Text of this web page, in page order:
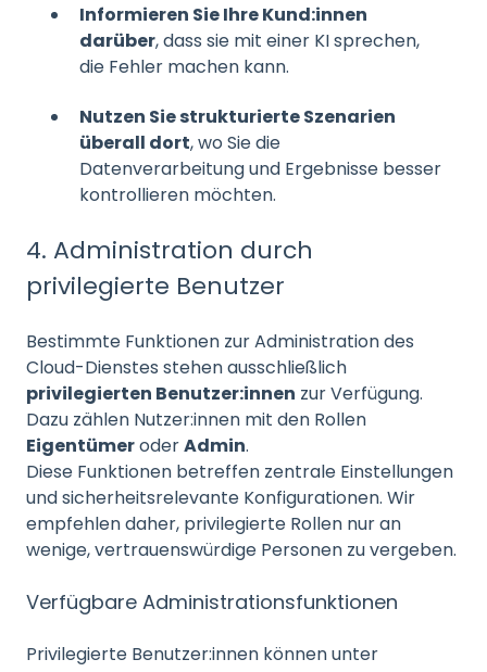
Informieren Sie Ihre Kund:innen
darüber, dass sie mit einer KI sprechen,
die Fehler machen kann.
Nutzen Sie strukturierte Szenarien
überall dort, wo Sie die
Datenverarbeitung und Ergebnisse besser
kontrollieren möchten.
4. Administration durch
privilegierte Benutzer
Bestimmte Funktionen zur Administration des
Cloud-Dienstes stehen ausschließlich
privilegierten Benutzer:innen zur Verfügung.
Dazu zählen Nutzer:innen mit den Rollen
EigentümeroderAdmin.
Diese Funktionen betreffen zentrale Einstellungen
und sicherheitsrelevante Konfigurationen. Wir
empfehlen daher, privilegierte Rollen nur an
wenige, vertrauenswürdige Personen zu vergeben.
Verfügbare Administrationsfunktionen
Privilegierte Benutzer:innen können unter